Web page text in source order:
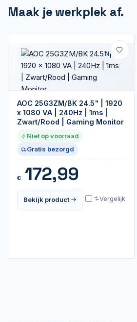
Maak je werkplek af.
Nieuw
AOC 25G3ZM/BK 24.5" | 1920
x 1080 VA | 240Hz | 1ms |
Zwart/Rood | Gaming Monitor
Niet op voorraad
Gratis bezorgd
€172,99
Bekijk product Vergelijk